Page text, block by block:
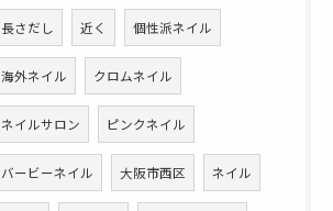
長さだし 近く 個性派ネイル
海外ネイル クロムネイル
ネイルサロン ピンクネイル
バービーネイル 大阪市西区 ネイル